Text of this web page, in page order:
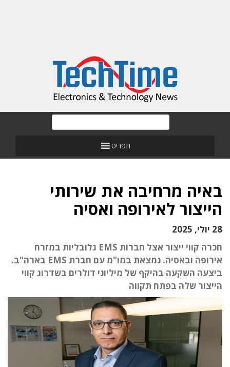
תפריט
באיה מרחיבה את שירותי
הייצור לאירופה ואסיה
28 יולי, 2025
חכרה קווי ייצור אצל חברות EMS גלובליות במזרח
אירופה ובאסיה. נמצאת במו"מ עם חברת EMS בארה"ב.
ביצעה השקעה בהיקף של מיליוני דולרים בשדרוג קווי
הייצור שלה בפתח תקווה